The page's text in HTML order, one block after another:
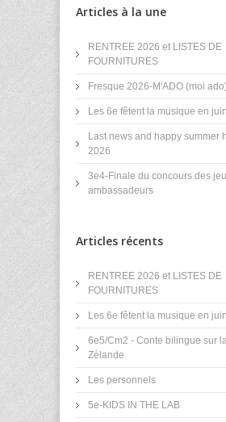
Articles à la une
RENTREE 2026 et LISTES DE
FOURNITURES
Fresque 2026-M'ADO (moi
Les 6e fêtent la musique en
Last news and happy summer
2026
3e4-Finale du concours des
ambassadeurs
Articles récents
RENTREE 2026 et LISTES DE
FOURNITURES
Les 6e fêtent la musique en
6e5/Cm2 - Conte bilingue sur
Zélande
Les personnels
5e-KIDS IN THE LAB